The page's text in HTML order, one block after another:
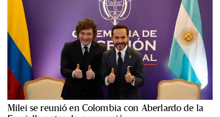
Milei se reunió en Colombia con Aberlardo de la